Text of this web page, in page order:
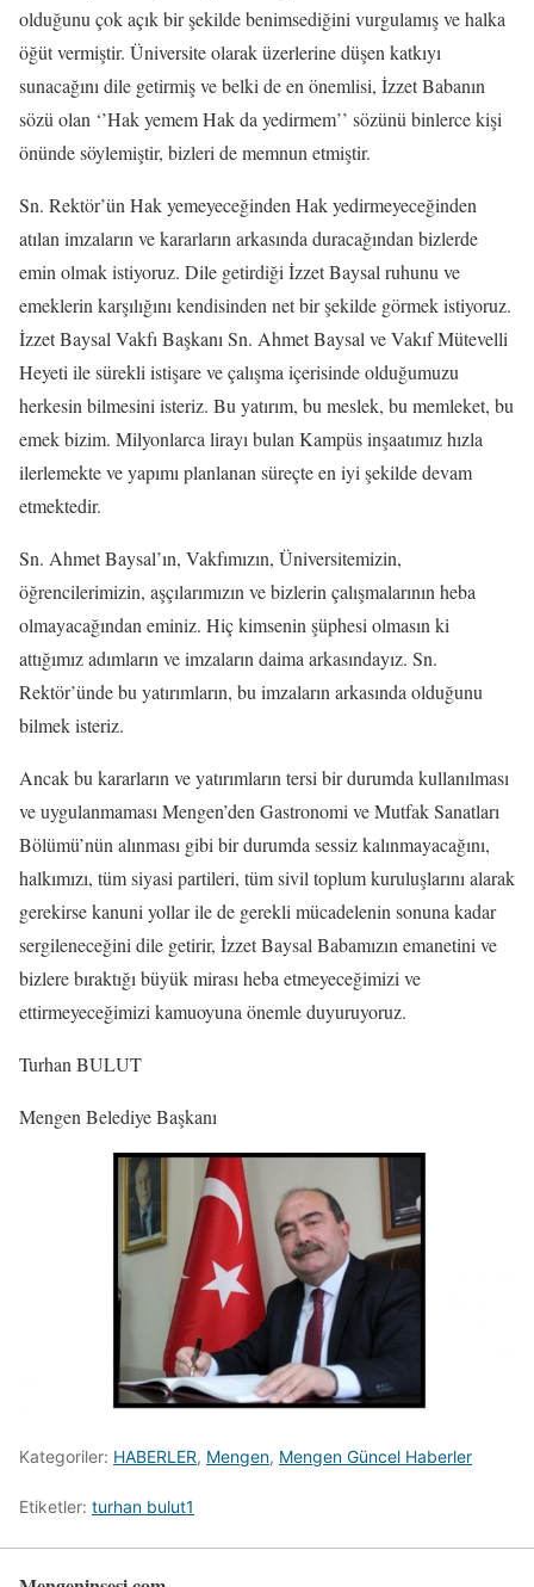
olduğunu çok açık bir şekilde benimsediğini vurgulamış ve halka
öğüt vermiştir. Üniversite olarak üzerlerine düşen katkıyı
sunacağını dile getirmiş ve belki de en önemlisi, İzzet Babanın
sözü olan ‘’Hak yemem Hak da yedirmem’’ sözünü binlerce kişi
önünde söylemiştir, bizleri de memnun etmiştir.
Sn. Rektör’ün Hak yemeyeceğinden Hak yedirmeyeceğinden
atılan imzaların ve kararların arkasında duracağından bizlerde
emin olmak istiyoruz. Dile getirdiği İzzet Baysal ruhunu ve
emeklerin karşılığını kendisinden net bir şekilde görmek istiyoruz.
İzzet Baysal Vakfı Başkanı Sn. Ahmet Baysal ve Vakıf Mütevelli
Heyeti ile sürekli istişare ve çalışma içerisinde olduğumuzu
herkesin bilmesini isteriz. Bu yatırım, bu meslek, bu memleket, bu
emek bizim. Milyonlarca lirayı bulan Kampüs inşaatımız hızla
ilerlemekte ve yapımı planlanan süreçte en iyi şekilde devam
etmektedir.
Sn. Ahmet Baysal’ın, Vakfımızın, Üniversitemizin,
öğrencilerimizin, aşçılarımızın ve bizlerin çalışmalarının heba
olmayacağından eminiz. Hiç kimsenin şüphesi olmasın ki
attığımız adımların ve imzaların daima arkasındayız. Sn.
Rektör’ünde bu yatırımların, bu imzaların arkasında olduğunu
bilmek isteriz.
Ancak bu kararların ve yatırımların tersi bir durumda kullanılması
ve uygulanmaması Mengen’den Gastronomi ve Mutfak Sanatları
Bölümü’nün alınması gibi bir durumda sessiz kalınmayacağını,
halkımızı, tüm siyasi partileri, tüm sivil toplum kuruluşlarını alarak
gerekirse kanuni yollar ile de gerekli mücadelenin sonuna kadar
sergileneceğini dile getirir, İzzet Baysal Babamızın emanetini ve
bizlere bıraktığı büyük mirası heba etmeyeceğimizi ve
ettirmeyeceğimizi kamuoyuna önemle duyuruyoruz.
Turhan BULUT
Mengen Belediye Başkanı
Kategoriler: HABERLER, Mengen, Mengen Güncel Haberler
Etiketler: turhan bulut1